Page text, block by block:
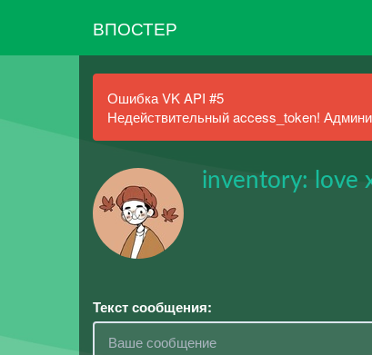
ВПОСТЕР
Ошибка VK API #5
Недействительный access_token!
inventory: love
Текст сообщения: